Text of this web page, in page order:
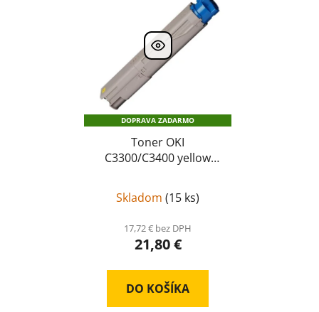
DOPRAVA ZADARMO
Toner OKI
C3300/C3400 yellow
C3300/C3400
Skladom (15 ks)
17,72 € bez DPH
21,80 €
DO KOŠÍKA